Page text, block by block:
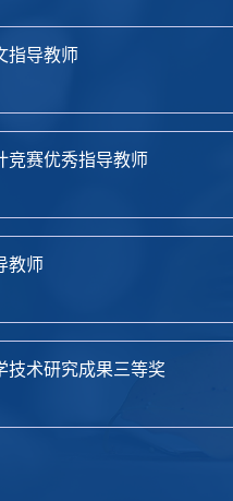
指导教师
竞赛优秀指导教师
教师
技术研究成果三等奖